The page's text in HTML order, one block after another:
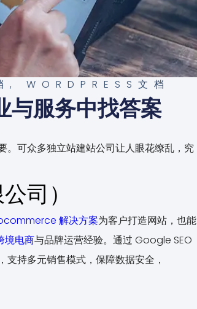
, WORDPRESS文档
与服务中找答案
。可众多独立站建站公司让人眼花缭乱，究
司）
解决方案为客户打造网站，也能
境电商与品牌运营经验。通过 Google SEO
持多元销售模式，保障数据安全，